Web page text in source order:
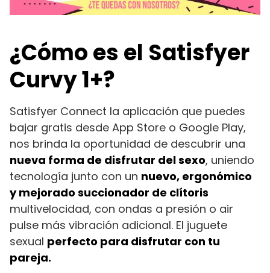
¿Cómo es el Satisfyer
Curvy 1+?
Satisfyer Connect la aplicación que puedes
bajar gratis desde App Store o Google Play,
nos brinda la oportunidad de descubrir una
nueva forma de disfrutar del sexo, uniendo
tecnología junto con un nuevo, ergonómico
y mejorado succionador de clítoris
multivelocidad, con ondas a presión o air
pulse más vibración adicional. El juguete
sexual perfecto para disfrutar con tu
pareja.